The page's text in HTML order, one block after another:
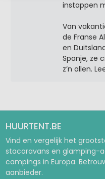
instappen
Van
de Franse
en
Spanje, ze
z’n allen.
HUURTENT.BE
Vind en vergelijk het
stacaravans en glamping-
campings in Europa.
aanbieder.